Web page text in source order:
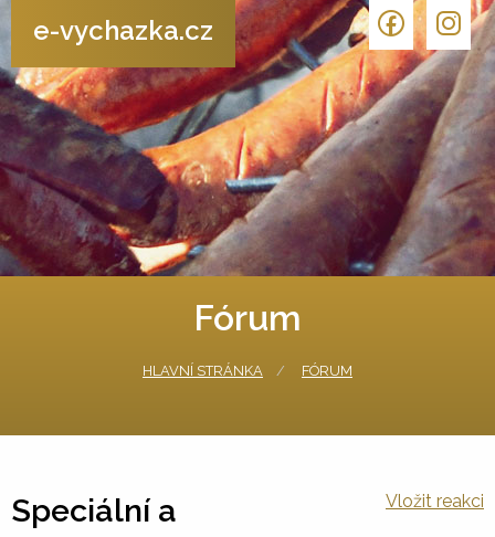
e-vychazka.cz
Fórum
HLAVNÍ STRÁNKA FÓRUM
Speciální a
Vložit reakci